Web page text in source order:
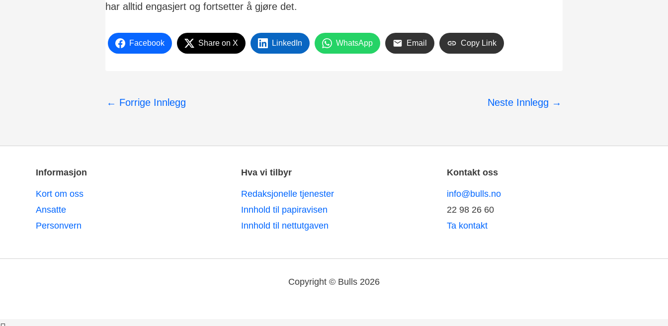
har alltid engasjert og fortsetter å gjøre det.
Facebook Share on X LinkedIn WhatsApp Email Copy Link
← Forrige Innlegg Neste Innlegg →
Informasjon
Kort om oss
Ansatte
Personvern
Hva vi tilbyr
Redaksjonelle tjenester
Innhold til papiravisen
Innhold til nettutgaven
Kontakt oss
info@bulls.no
22 98 26 60
Ta kontakt
Copyright © Bulls 2026